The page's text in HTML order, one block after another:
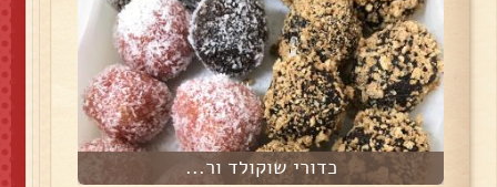
כדורי שוקולד ור...